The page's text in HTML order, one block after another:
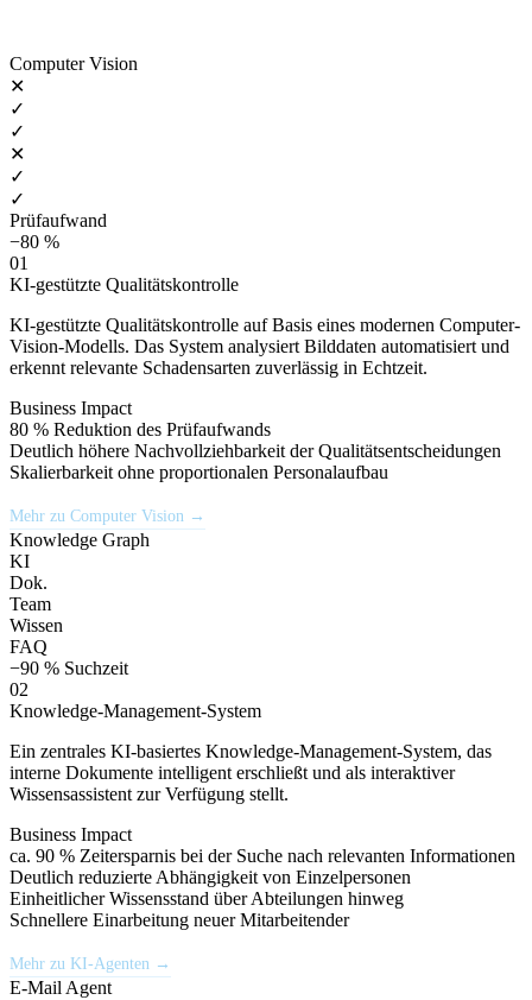
Computer Vision
✕
✓
✓
✕
✓
✓
Prüfaufwand
−80 %
01
KI-gestützte Qualitätskontrolle
KI-gestützte Qualitätskontrolle auf Basis eines modernen Computer-
Vision-Modells. Das System analysiert Bilddaten automatisiert und
erkennt relevante Schadensarten zuverlässig in Echtzeit.
Business Impact
80 % Reduktion des Prüfaufwands
Deutlich höhere Nachvollziehbarkeit der Qualitätsentscheidungen
Skalierbarkeit ohne proportionalen Personalaufbau
Mehr zu Computer Vision →
Knowledge Graph
KI
Dok.
Team
Wissen
FAQ
−90 % Suchzeit
02
Knowledge-Management-System
Ein zentrales KI-basiertes Knowledge-Management-System, das
interne Dokumente intelligent erschließt und als interaktiver
Wissensassistent zur Verfügung stellt.
Business Impact
ca. 90 % Zeitersparnis bei der Suche nach relevanten Informationen
Deutlich reduzierte Abhängigkeit von Einzelpersonen
Einheitlicher Wissensstand über Abteilungen hinweg
Schnellere Einarbeitung neuer Mitarbeitender
Mehr zu KI-Agenten →
E-Mail Agent